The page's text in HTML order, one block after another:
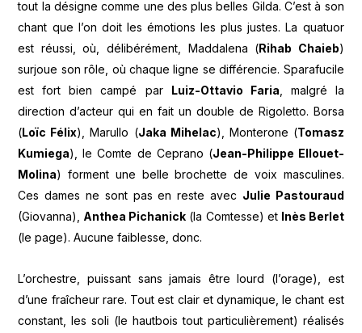
tout la désigne comme une des plus belles Gilda. C’est à son
chant que l’on doit les émotions les plus justes. La quatuor
est réussi, où, délibérément, Maddalena (Rihab Chaieb)
surjoue son rôle, où chaque ligne se différencie. Sparafucile
est fort bien campé par Luiz-Ottavio Faria , malgré la
direction d’acteur qui en fait un double de Rigoletto. Borsa
(Loïc Félix), Marullo (Jaka Mihelac), Monterone (Tomasz
Kumiega), le Comte de Ceprano (Jean-Philippe Ellouet-
Molina) forment une belle brochette de voix masculines.
Ces dames ne sont pas en reste avec Julie Pastouraud
(Giovanna), Anthea Pichanick (la Comtesse) et Inès Berlet
(le page). Aucune faiblesse, donc.
L’orchestre, puissant sans jamais être lourd (l’orage), est
d’une fraîcheur rare. Tout est clair et dynamique, le chant est
constant, les soli (le hautbois tout particulièrement) réalisés